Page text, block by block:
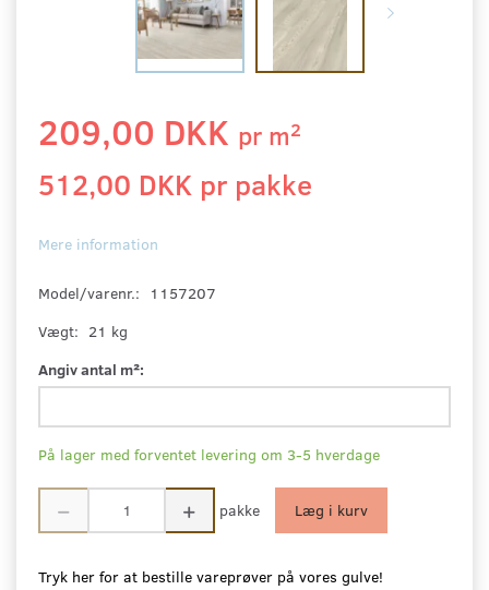
209,00 DKK pr m2
512,00 DKK pr pakke
Mere information
Model/varenr.:
1157207
Vægt: 21 kg
Angiv antal m²:
På lager med forventet levering om 3-5 hverdage
pakke Læg i kurv
Tryk her for at bestille vareprøver på vores gulve!